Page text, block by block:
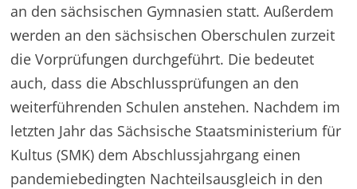
an den sächsischen Gymnasien statt. Außerdem
werden an den sächsischen Oberschulen zurzeit
die Vorprüfungen durchgeführt. Die bedeutet
auch, dass die Abschlussprüfungen an den
weiterführenden Schulen anstehen. Nachdem im
letzten Jahr das Sächsische Staatsministerium für
Kultus (SMK) dem Abschlussjahrgang einen
pandemiebedingten Nachteilsausgleich in den